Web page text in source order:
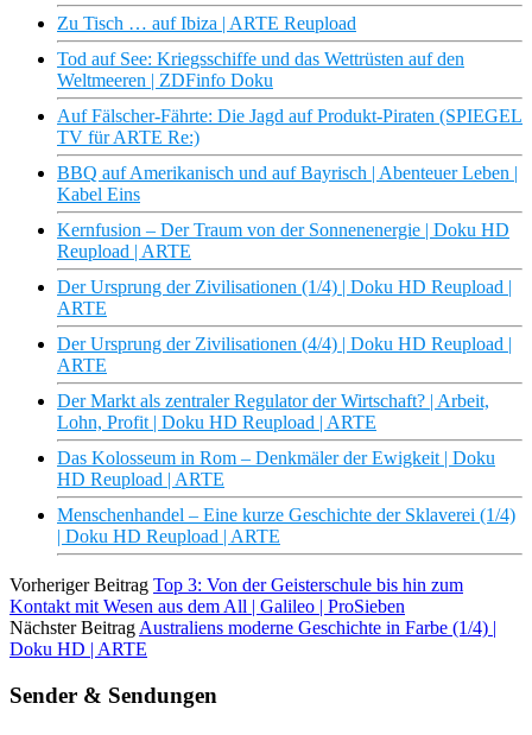
Zu Tisch … auf Ibiza | ARTE Reupload
Tod auf See: Kriegsschiffe und das Wettrüsten auf den
Weltmeeren | ZDFinfo Doku
Auf Fälscher-Fährte: Die Jagd auf Produkt-Piraten (SPIEGEL
TV für ARTE Re:)
BBQ auf Amerikanisch und auf Bayrisch | Abenteuer Leben |
Kabel Eins
Kernfusion – Der Traum von der Sonnenenergie | Doku HD
Reupload | ARTE
Der Ursprung der Zivilisationen (1/4) | Doku HD Reupload |
ARTE
Der Ursprung der Zivilisationen (4/4) | Doku HD Reupload |
ARTE
Der Markt als zentraler Regulator der Wirtschaft? | Arbeit,
Lohn, Profit | Doku HD Reupload | ARTE
Das Kolosseum in Rom – Denkmäler der Ewigkeit | Doku
HD Reupload | ARTE
Menschenhandel – Eine kurze Geschichte der Sklaverei (1/4)
| Doku HD Reupload | ARTE
Vorheriger Beitrag Top 3: Von der Geisterschule bis hin zum
Kontakt mit Wesen aus dem All | Galileo | ProSieben
Nächster Beitrag Australiens moderne Geschichte in Farbe (1/4) |
Doku HD | ARTE
Sender & Sendungen